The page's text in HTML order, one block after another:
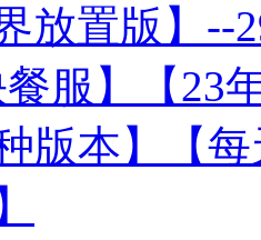
放置版】